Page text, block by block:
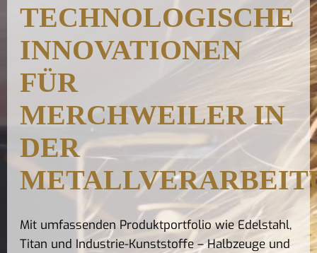
TECHNOLOGISCHE
INNOVATIONEN
FÜR
MERCHWEILER IN
DER
Mit umfassenden Produktportfolio wie Edelstahl,
Titan und Industrie-Kunststoffe – Halbzeuge und